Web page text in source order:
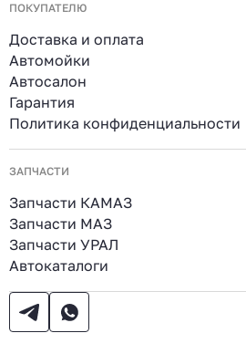
ПОКУПАТЕЛЮ
Доставка и оплата
Автомойки
Автосалон
Гарантия
Политика конфиденциальности
ЗАПЧАСТИ
Запчасти КАМАЗ
Запчасти МАЗ
Запчасти УРАЛ
Автокаталоги